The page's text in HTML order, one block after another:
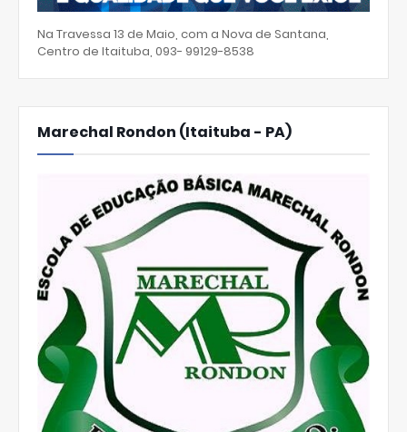
Na Travessa 13 de Maio, com a Nova de Santana,
Centro de Itaituba, 093- 99129-8538
Marechal Rondon (Itaituba - PA)